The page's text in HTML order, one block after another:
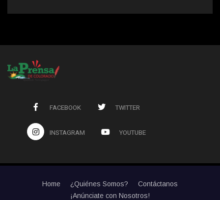
FACEBOOK TWITTER
INSTAGRAM YOUTUBE
Home ¿Quiénes Somos?
Contáctanos
¡Anúnciate con Nosotros!